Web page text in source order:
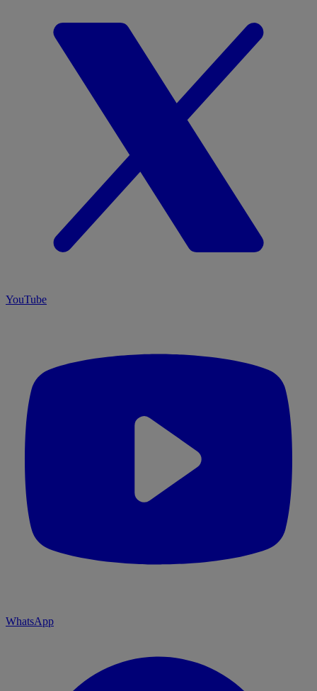
YouTube
WhatsApp